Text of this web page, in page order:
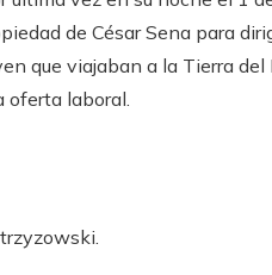
de César Sena para
que viajaban a la Tierra del
oferta laboral.